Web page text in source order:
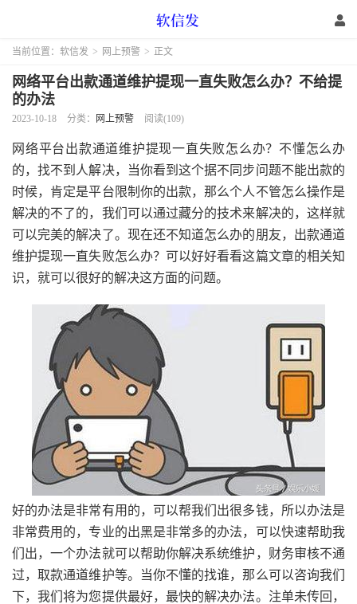
当前位置： 软信发 > 网上预警 > 正文
网络平台出款通道维护提现一直失败怎么办？不给提
的办法
2023-10-18 分类： 网上预警 阅读(109)
网络平台出款通道维护提现一直失败怎么办？不懂怎么办
的，找不到人解决，当你看到这个据不同步问题不能出款的
时候，肯定是平台限制你的出款，那么个人不管怎么操作是
解决的不了的，我们可以通过藏分的技术来解决的，这样就
可以完美的解决了。现在还不知道怎么办的朋友，出款通道
维护提现一直失败怎么办？可以好好看看这篇文章的相关知
识，就可以很好的解决这方面的问题。
好的办法是非常有用的，可以帮我们出很多钱，所以办法是
非常费用的，专业的出黑是非常多的办法，可以快速帮助我
们出，一个办法就可以帮助你解决系统维护，财务审核不通
过，取款通道维护等。当你不懂的找谁，那么可以咨询我们
下，我们将为您提供最好，最快的解决办法。注单未传回，